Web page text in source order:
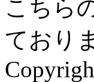
こちら
ており